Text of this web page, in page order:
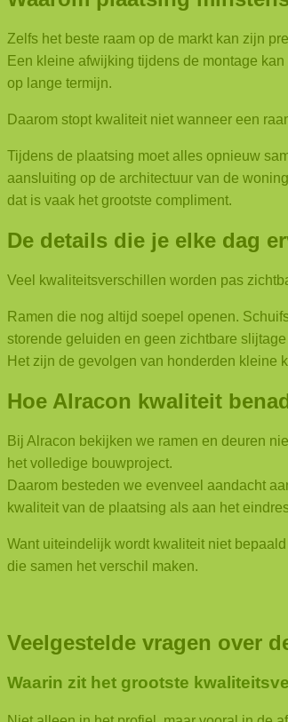
Zelfs het beste raam op de markt kan zijn
Een kleine afwijking tijdens de montage
op lange termijn.
Daarom stopt kwaliteit niet wanneer een
Tijdens de plaatsing moet alles opnieuw
aansluiting op de architectuur van de
dat is vaak het grootste compliment.
De details die je elke dag
Veel kwaliteitsverschillen worden pas
Ramen die nog altijd soepel openen.
storende geluiden en geen zichtbare
Het zijn de gevolgen van honderden kleine
Hoe Alracon kwaliteit
Bij Alracon bekijken we ramen en deuren
het volledige bouwproject.
Daarom besteden we evenveel aandacht
kwaliteit van de plaatsing als aan het
Want uiteindelijk wordt kwaliteit niet
die samen het verschil maken.
Veelgestelde vragen over
Waarin zit het grootste